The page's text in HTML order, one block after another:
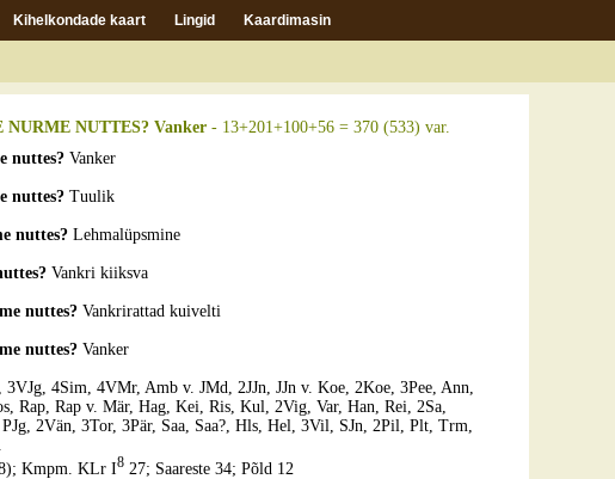
Kihelkondade kaart Lingid Kaardimasin
NUTTES? Vanker - 13+201+100+56 = 370 (533) var.
nuttes? Vanker
nuttes? Tuulik
nuttes? Lehmalüpsmine
Vankri kiiksva
nuttes? Vankrirattad kuivelti
nuttes? Vanker
4Sim, 4VMr, Amb v. JMd, 2JJn, JJn v. Koe, 2Koe, 3Pee, Ann,
Rap, Rap v. Mär, Hag, Kei, Ris, Kul, 2Vig, Var, Han, Rei, 2Sa,
2Vän, 3Tor, 3Pär, Saa, Saa?, Hls, Hel, 3Vil, SJn, 2Pil, Plt, Trm,
Kmpm. KLr I8 27; Saareste 34; Põld 12